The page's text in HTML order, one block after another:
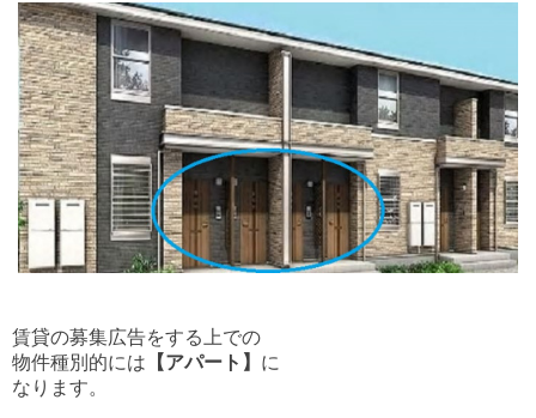
賃貸の募集広告をする上での
物件種別的には 【アパート】 に
なります。